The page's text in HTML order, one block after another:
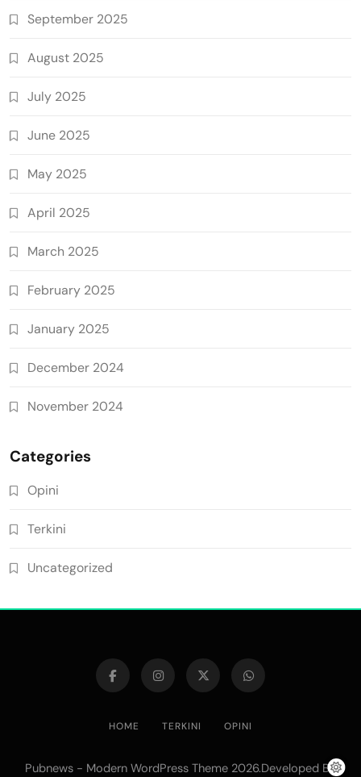
September 2025
August 2025
July 2025
June 2025
May 2025
April 2025
March 2025
February 2025
January 2025
December 2024
November 2024
Categories
Opini
Terkini
Uncategorized
HOME TERKINI OPINI
Pubnews - Modern WordPress Theme 2026.Developed By